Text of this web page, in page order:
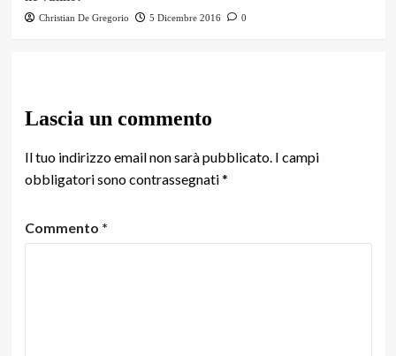
Christian De Gregorio 5 Dicembre 2016 0
Lascia un commento
Il tuo indirizzo email non sarà pubblicato. I campi
obbligatori sono contrassegnati*
Commento *